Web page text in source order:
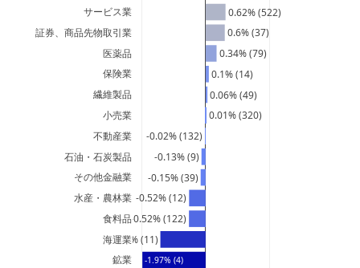
-1.97% (4)
-1.41% (11)
-0.52% (122)
-0.52% (12)
-0.15% (39)
-0.13% (9)
-0.02% (132)
0.01% (320)
0.06% (49)
0.1% (14)
0.34% (79)
0.6% (37)
0.62% (522)
鉱業
海運業
食料品
水産・農林業
その他金融業
石油・石炭製品
不動産業
小売業
繊維製品
保険業
医薬品
証券、商品先物取引業
サービス業